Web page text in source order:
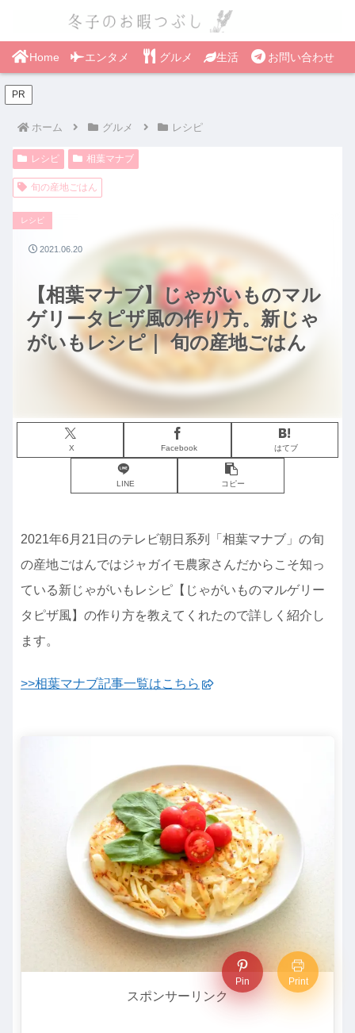
Home エンタメ グルメ 生活 お問い合わせ
PR
ホーム グルメ レシピ
レシピ 相葉マナブ
旬の産地ごはん
【相葉マナブ】じゃがいものマル
ゲリータピザ風の作り方。新じゃ
がいもレシピ｜ 旬の産地ごはん
レシピ
X Facebook はてブ
LINE コピー
2021.06.20
2021年6月21日のテレビ朝日系列「相葉マナブ」の旬
の産地ごはんではジャガイモ農家さんだからこそ知っ
ている新じゃがいもレシピ【じゃがいものマルゲリー
タピザ風】の作り方を教えてくれたので詳しく紹介し
ます。
>>相葉マナブ記事一覧はこちら
Pin Print
スポンサーリンク